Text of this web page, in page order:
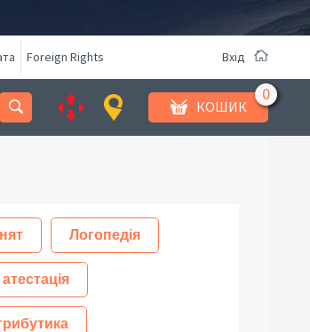
Foreign Rights Вхід
КОШИК
Логопедія